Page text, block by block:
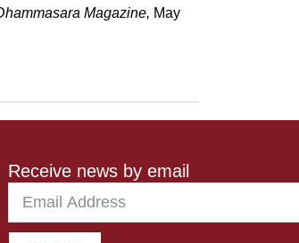
Magazine, May
Receive news by email